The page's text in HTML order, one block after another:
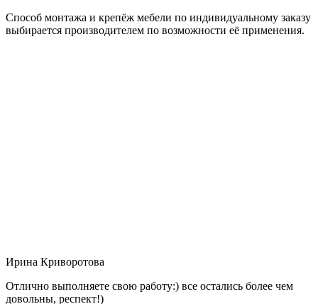
Способ монтажа и крепёж мебели по индивидуальному заказу
выбирается производителем по возможности её применения.
Ирина Криворотова
Отлично выполняете свою работу:) все остались более чем
довольны, респект!)